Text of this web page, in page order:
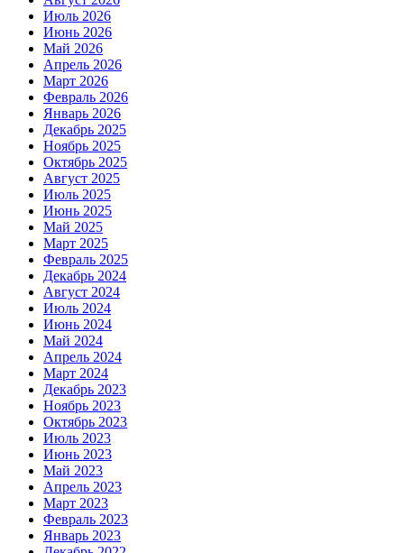
Июль 2026
Июнь 2026
Май 2026
Апрель 2026
Март 2026
Февраль 2026
Январь 2026
Декабрь 2025
Ноябрь 2025
Октябрь 2025
Август 2025
Июль 2025
Июнь 2025
Май 2025
Март 2025
Февраль 2025
Декабрь 2024
Август 2024
Июль 2024
Июнь 2024
Май 2024
Апрель 2024
Март 2024
Декабрь 2023
Ноябрь 2023
Октябрь 2023
Июль 2023
Июнь 2023
Май 2023
Апрель 2023
Март 2023
Февраль 2023
Январь 2023